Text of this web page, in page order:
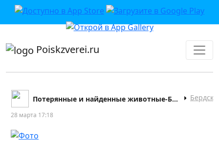
приложении или в VK">
Poiskzverei.ru
Потерянные и найденные животные-Бердск Бердск
28 марта 17:18